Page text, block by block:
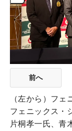
前へ
（左から）フェ
フェニックス・
片桐孝一氏、青